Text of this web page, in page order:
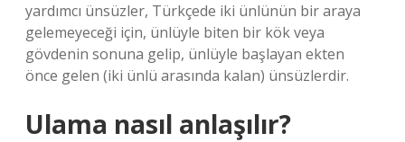
yardımcı ünsüzler, Türkçede iki ünlünün bir araya
gelemeyeceği için, ünlüyle biten bir kök veya
gövdenin sonuna gelip, ünlüyle başlayan ekten
önce gelen (iki ünlü arasında kalan) ünsüzlerdir.
Ulama nasıl anlaşılır?